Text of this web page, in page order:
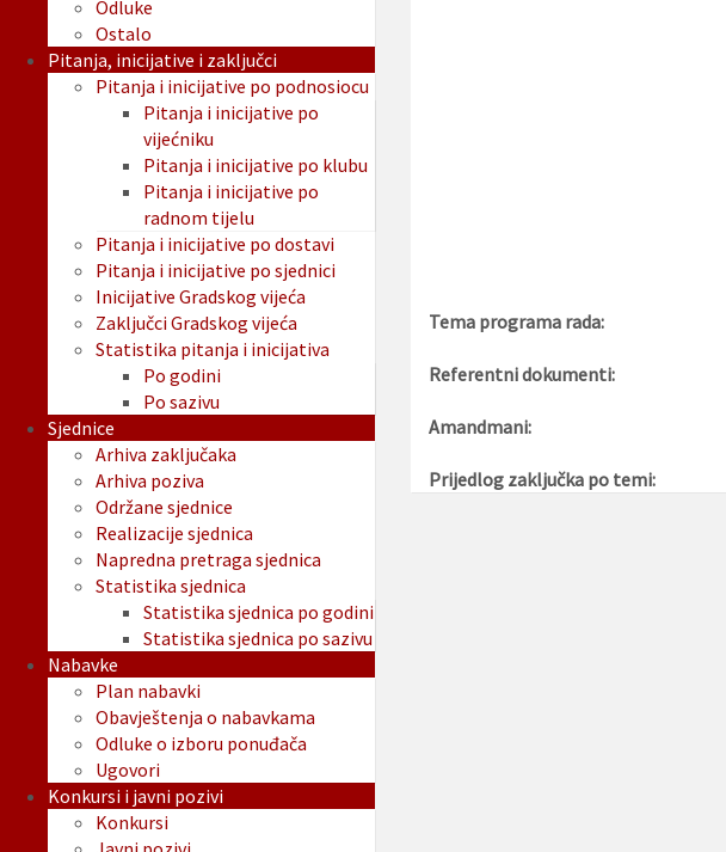
Tema programa rada:
Referentni dokumenti:
Amandmani:
Prijedlog zaključka po temi:
Odluke
Ostalo
Pitanja, inicijative i zaključci
Pitanja i inicijative po podnosiocu
Pitanja i inicijative po
vijećniku
Pitanja i inicijative po klubu
Pitanja i inicijative po
radnom tijelu
Pitanja i inicijative po dostavi
Pitanja i inicijative po sjednici
Inicijative Gradskog vijeća
Zaključci Gradskog vijeća
Statistika pitanja i inicijativa
Po godini
Po sazivu
Sjednice
Arhiva zaključaka
Arhiva poziva
Održane sjednice
Realizacije sjednica
Napredna pretraga sjednica
Statistika sjednica
Statistika sjednica po godini
Statistika sjednica po sazivu
Nabavke
Plan nabavki
Obavještenja o nabavkama
Odluke o izboru ponuđača
Ugovori
Konkursi i javni pozivi
Konkursi